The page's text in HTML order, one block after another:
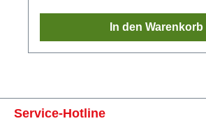
In den Warenkorb
Service-Hotline